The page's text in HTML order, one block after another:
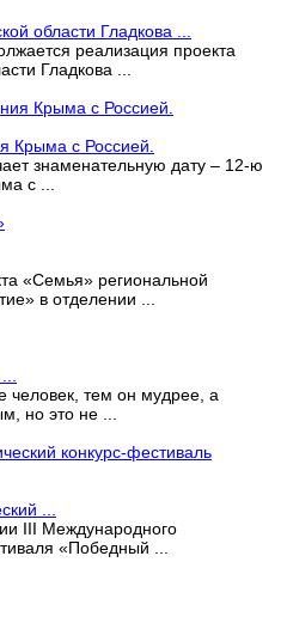
области Гладкова ...
реализация проекта
Гладкова ...
Крыма с Россией.
знаменательную дату – 12-ю
с ...
«Семья» региональной
в отделении ...
человек, тем он мудрее, а
но это не ...
...
III Международного
«Победный ...